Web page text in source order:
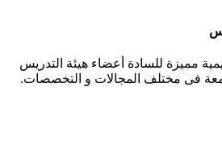
مميزة للسادة أعضاء هيئة التدريس
فى مختلف المجالات و التخصصات.